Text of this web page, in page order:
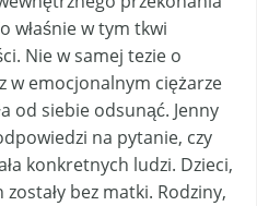
właśnie w tym tkwi
Nie w samej tezie o
w emocjonalnym ciężarze
od siebie odsunąć. Jenny
na pytanie, czy
konkretnych ludzi. Dzieci,
bez matki. Rodziny,